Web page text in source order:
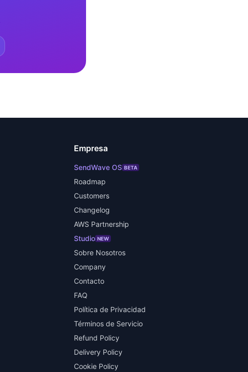
Empresa
SendWave OS BETA
Roadmap
Customers
Changelog
AWS Partnership
Studio NEW
Sobre Nosotros
Company
Contacto
FAQ
Política de Privacidad
Términos de Servicio
Refund Policy
Delivery Policy
Cookie Policy